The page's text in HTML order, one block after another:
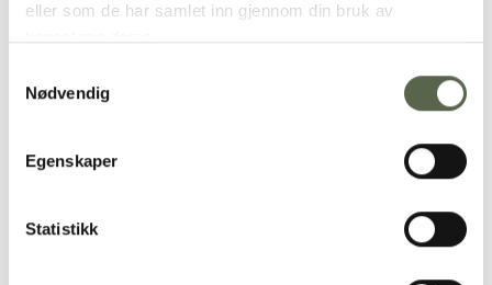
eller som de har samlet inn gjennom din bruk av
Nødvendig
Egenskaper
Statistikk